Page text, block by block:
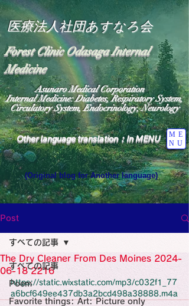
医療法人社団あすなろ会
Forest Clinic Odasaga Internal
Medicine
Other language translation：In MENU
ME
NU
Asunaro Medical Corporation
Internal Medicine: Diabetes, Respiratory System,
Circulatory System, Endocrinology, Neurology
(Original blog for Another language)
Heavens: Beyond the Universe: The World
the God of Light Resides"
Medicine Specialist
Specialist
Wide Blog
Medicine
Religion
Post
すべての記事
Poem
Favorite things: Art: Picture only
すべての記事
The Dry Cleaner From Des Moines 2024-
06-18 2216
https://static.wixstatic.com/mp3/c032f1_77
a6bcf649ee437db3a2bcd498a38888.m4a